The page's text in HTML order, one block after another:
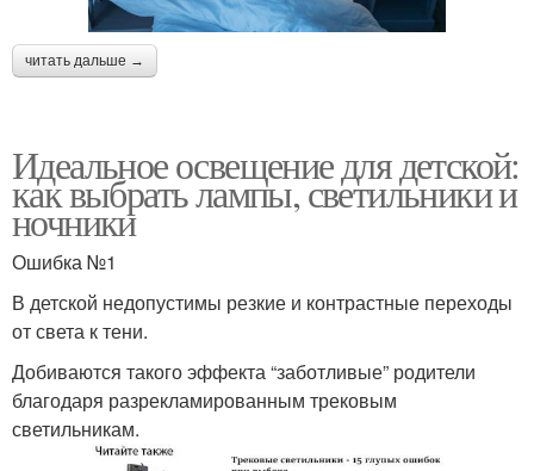
читать дальше →
Идеальное освещение для детской:
как выбрать лампы, светильники и
ночники
Ошибка №1
В детской недопустимы резкие и контрастные переходы
от света к тени.
Добиваются такого эффекта “заботливые” родители
благодаря разрекламированным трековым
светильникам.